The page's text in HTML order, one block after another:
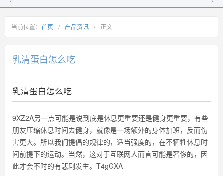
当前位置： 首页 / 产品资讯 / 正文
乳清蛋白怎么吃
乳清蛋白怎么吃
9XZ2A另一点可能是说到底是休息更重要还是健身更重要，有些
朋友压缩休息时间去健身，就像是一场额外的身体加班，反而伤
害更大。所以我们提倡的规律的，适当强度的，在不牺牲休息时
间前提下的运动。当然，这对于互联网人而言可能是奢侈的，因
此才会不时的有悲剧发生。T4gGXA